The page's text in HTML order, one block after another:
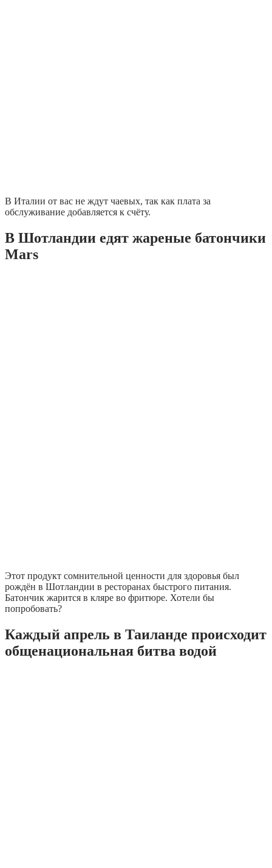
В Италии от вас не ждут чаевых, так как плата за
обслуживание добавляется к счёту.
В Шотландии едят жареные батончики
Mars
Этот продукт сомнительной ценности для здоровья был
рождён в Шотландии в ресторанах быстрого питания.
Батончик жарится в кляре во фритюре. Хотели бы
попробовать?
Каждый апрель в Таиланде происходит
общенациональная битва водой